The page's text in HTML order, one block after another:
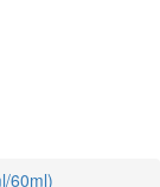
60ml)